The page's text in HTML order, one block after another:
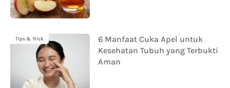
Tips & Trick
6 Manfaat Cuka Apel untuk
Kesehatan Tubuh yang Terbukti
Aman